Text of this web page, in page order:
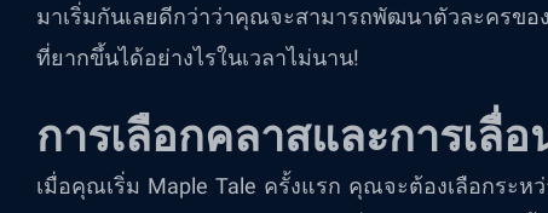
มาเริ่มกันเลยดีกว่าว่าคุณจะสามารถพัฒนาตัวละครข
ที่ยากขึ้นได้อย่างไรในเวลาไม่นาน!
การเลือกคลาสและการเลื่
เมื่อคุณเริ่ม Maple Tale ครั้งแรก คุณจะต้องเลือกระหว่